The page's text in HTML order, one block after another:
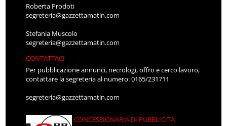
Roberta Prodoti
segreteria@gazzettamatin.com
Stefania Muscolo
segreteria@gazzettamatin.com
CONTATTACI
Per pubblicazione annunci, necrologi, offro e cerco lavoro,
contattare la segreteria al numero: 0165/231711
segreteria@gazzettamatin.com
CONCESSIONARIA DI PUBBLICITÀ